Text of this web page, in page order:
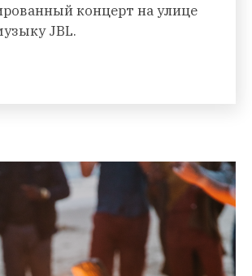
концерт на улице
JBL.